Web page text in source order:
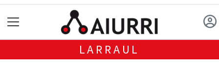
LARRAUL